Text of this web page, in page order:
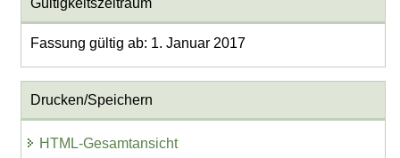
Fassung gültig ab: 1. Januar 2017
Drucken/Speichern
HTML-Gesamtansicht